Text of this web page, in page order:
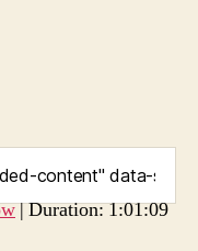
|Duration: 1:01:09